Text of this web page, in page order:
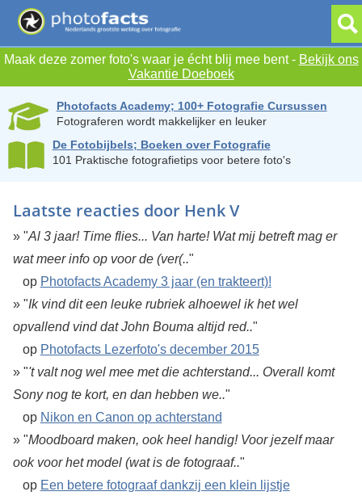
Maak deze zomer foto's waar je écht blij mee bent - Bekijk ons
Vakantie Doeboek
Photofacts Academy; 100+ Fotografie Cursussen
Fotograferen wordt makkelijker en leuker
De Fotobijbels; Boeken over Fotografie
101 Praktische fotografietips voor betere foto's
Laatste reacties door Henk V
» "Al 3 jaar! Time flies... Van harte! Wat mij betreft mag er
wat meer info op voor de (ver(.."
op Photofacts Academy 3 jaar (en trakteert)!
» "Ik vind dit een leuke rubriek alhoewel ik het wel
opvallend vind dat John Bouma altijd red.."
op Photofacts Lezerfoto's december 2015
» "'t valt nog wel mee met die achterstand... Overall komt
Sony nog te kort, en dan hebben we.."
op Nikon en Canon op achterstand
» "Moodboard maken, ook heel handig! Voor jezelf maar
ook voor het model (wat is de fotograaf.."
op Een betere fotograaf dankzij een klein lijstje